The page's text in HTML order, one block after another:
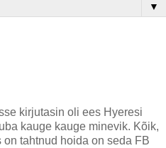
▼
kirjutasin oli ees Hyeresi
kauge kauge minevik. Kõik,
tahtnud hoida on seda FB